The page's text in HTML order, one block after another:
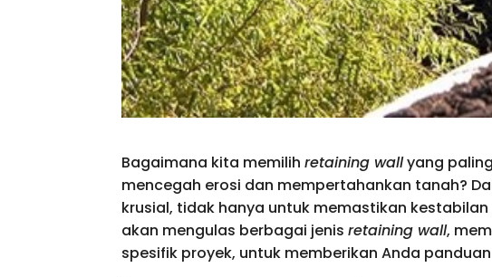
Bagaimana kita memilihretaining wallyang
mencegah erosi dan mempertahankan tanah?
krusial, tidak hanya untuk memastikan
akan mengulas berbagai jenisretaining wall,
spesifik proyek, untuk memberikan Anda